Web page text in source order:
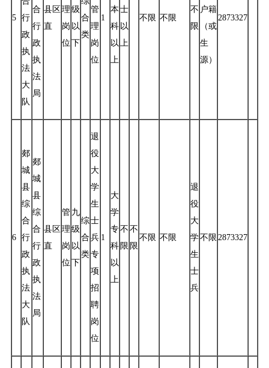
5
行
政
执
法
大
队
合
行
政
执
法
局
县区
直
理
岗
位
级
以
下
合
类
管
理
岗
位
1
本
科
以
上
士
以
上
不限 不限
不
限
户籍
（或
生
源）
2873327
6
郯
城
县
综
合
行
政
执
法
大
队
郯
城
县
综
合
行
政
执
法
局
县区
直
管
理
岗
位
九
级
以
下
综
合
类
退
役
大
学
生
士
兵
专
项
招
聘
岗
位
1
大
学
专
科
以
上
不
限
不
限
不限 不限
退
役
大
学
生
士
兵
不限 2873327